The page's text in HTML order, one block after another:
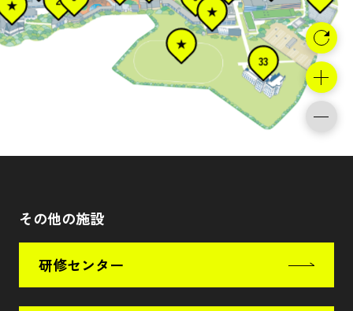
33
★
★
★
その他の施設
研修センター